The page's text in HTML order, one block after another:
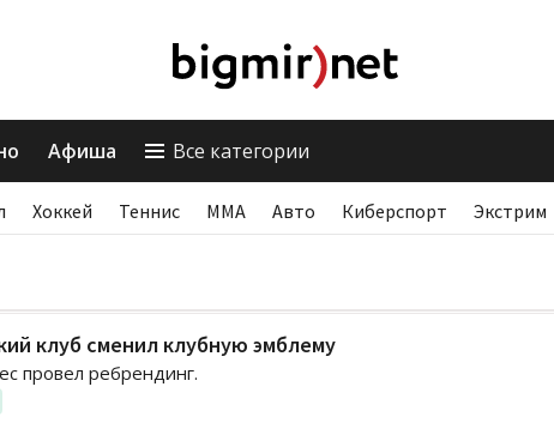
Афиша Все категории
Хоккей Теннис ММА Авто Киберспорт Экстрим
клуб сменил клубную эмблему
провел ребрендинг.